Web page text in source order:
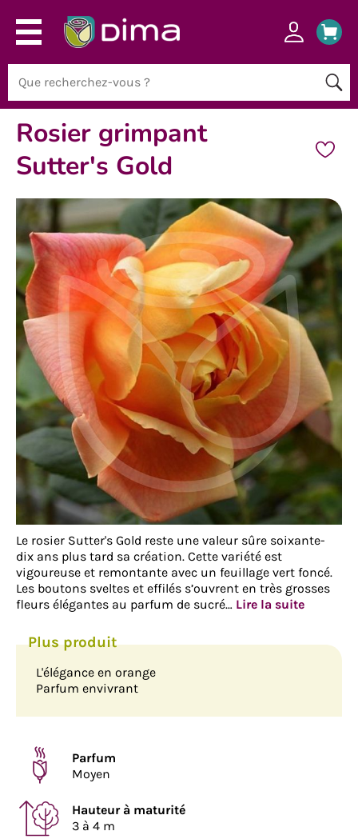
Rosier grimpant
Sutter's Gold
Le rosier Sutter's Gold reste une valeur sûre soixante-
dix ans plus tard sa création. Cette variété est
vigoureuse et remontante avec un feuillage vert foncé.
Les boutons sveltes et effilés s’ouvrent en très grosses
fleurs élégantes au parfum de sucré… Lire la suite
L'élégance en orange
Parfum envivrant
Parfum
Moyen
Hauteur à maturité
3 à 4 m